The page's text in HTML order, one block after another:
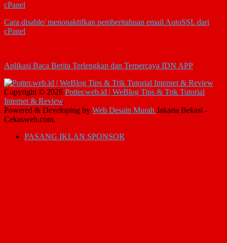
Cara disable/ menonaktifkan pemberitahuan email AutoSSL dari
cPanel
Aplikasi Baca Berita Terlengkap dan Terpercaya IDN APP
Copyright © 2026 Potter.web.id | WeBlog Tips & Trik Tutorial
Internet & Review.
Powered & Developing by Web Desain Murah Jakarta Bekasi -
Cekasweb.com.
PASANG IKLAN SPONSOR